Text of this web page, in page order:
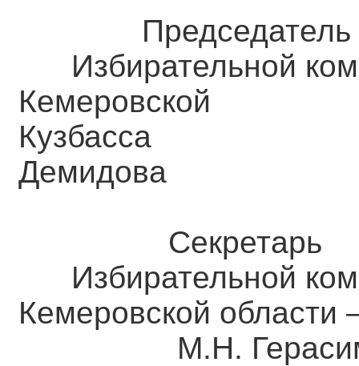
Председатель
Избирательной
Демидова
Секретарь
Избирательной
Кемеровской
М.Н.